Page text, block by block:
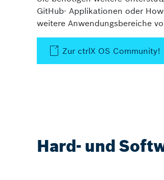
GitHub- Applikationen oder
weitere Anwendungsbereiche
Zur ctrlX OS Community!
Hard- und